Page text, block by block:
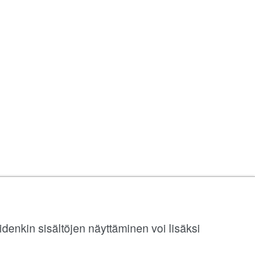
sisältöjen näyttäminen voi lisäksi